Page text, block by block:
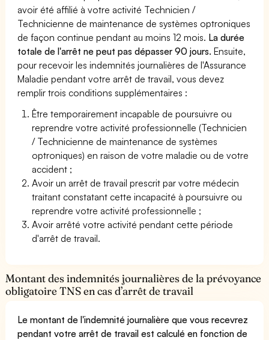
avoir été affilié à votre activité Technicien /
Technicienne de maintenance de systèmes optroniques
de façon continue pendant au moins 12 mois. La durée
totale de l'arrêt ne peut pas dépasser 90 jours. Ensuite,
pour recevoir les indemnités journalières de l'Assurance
Maladie pendant votre arrêt de travail, vous devez
remplir trois conditions supplémentaires :
Être temporairement incapable de poursuivre ou
reprendre votre activité professionnelle (Technicien
/ Technicienne de maintenance de systèmes
optroniques) en raison de votre maladie ou de votre
accident ;
Avoir un arrêt de travail prescrit par votre médecin
traitant constatant cette incapacité à poursuivre ou
reprendre votre activité professionnelle ;
Avoir arrêté votre activité pendant cette période
d'arrêt de travail.
Montant des indemnités journalières de la prévoyance
obligatoire TNS en cas d’arrêt de travail
Le montant de l'indemnité journalière que vous recevrez
pendant votre arrêt de travail est calculé en fonction de